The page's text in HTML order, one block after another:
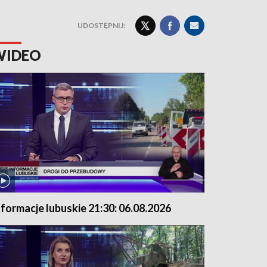
UDOSTĘPNIJ:
lubuskie 21:30: 06.08.2026